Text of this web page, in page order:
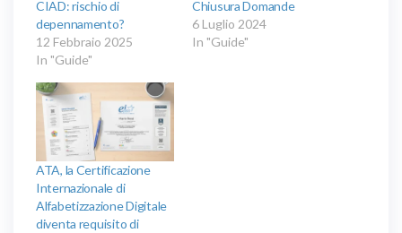
CIAD: rischio di
depennamento?
12 Febbraio 2025
In "Guide"
Chiusura Domande
6 Luglio 2024
In "Guide"
ATA, la Certificazione
Internazionale di
Alfabetizzazione Digitale
diventa requisito di